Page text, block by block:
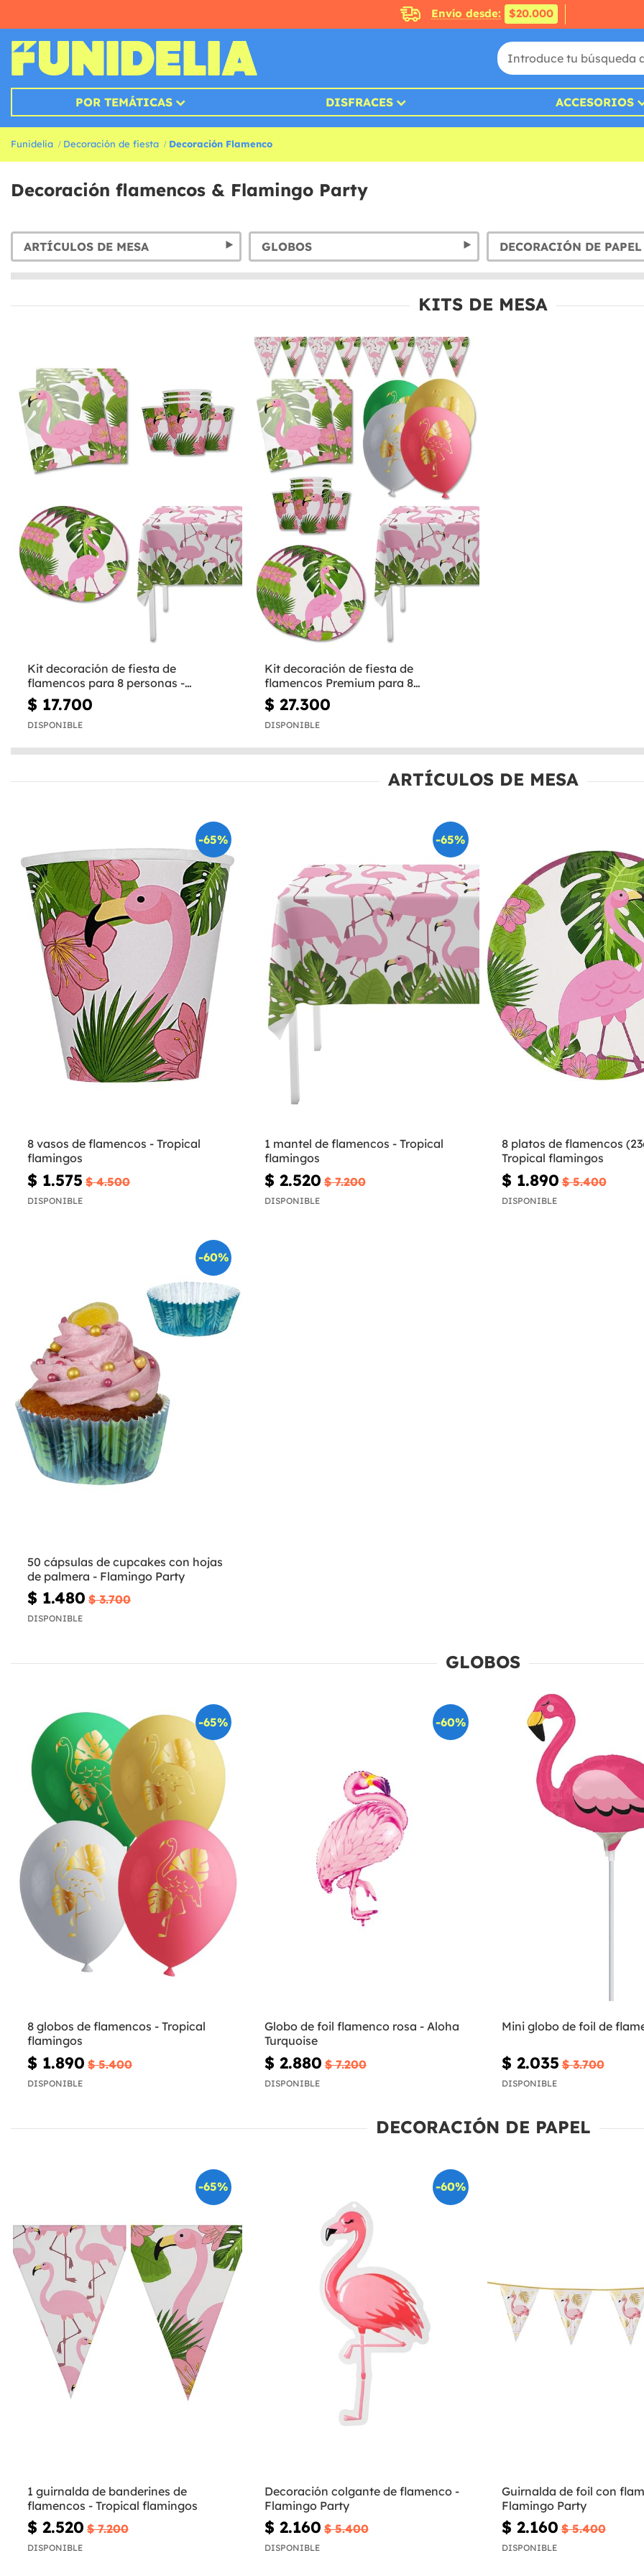
Envío desde: $20.000
POR TEMÁTICAS DISFRACES ACCESORIOS
Funidelia Decoración de fiesta Decoración Flamenco
Decoración flamencos & Flamingo Party
ARTÍCULOS DE MESA GLOBOS DECORACIÓN DE PAPEL
KITS DE MESA
Kit decoración de fiesta de
flamencos para 8 personas -
Tropical flamingos
$ 17.700
DISPONIBLE
Kit decoración de fiesta de
flamencos Premium para 8
personas - Tropical flamingos
$ 27.300
DISPONIBLE
ARTÍCULOS DE MESA
-65%
8 vasos de flamencos - Tropical
flamingos
$ 1.575 $ 4.500
DISPONIBLE
-65%
1 mantel de flamencos - Tropical
flamingos
$ 2.520 $ 7.200
DISPONIBLE
8 platos de flamencos
Tropical flamingos
$ 1.890 $ 5.400
DISPONIBLE
-60%
50 cápsulas de cupcakes con hojas
de palmera - Flamingo Party
$ 1.480 $ 3.700
DISPONIBLE
GLOBOS
-65%
8 globos de flamencos - Tropical
flamingos
$ 1.890 $ 5.400
DISPONIBLE
-60%
Globo de foil flamenco rosa - Aloha
Turquoise
$ 2.880 $ 7.200
DISPONIBLE
Mini globo de foil de
$ 2.035 $ 3.700
DISPONIBLE
DECORACIÓN DE PAPEL
-65%
1 guirnalda de banderines de
flamencos - Tropical flamingos
$ 2.520 $ 7.200
DISPONIBLE
-60%
Decoración colgante de flamenco -
Flamingo Party
$ 2.160 $ 5.400
DISPONIBLE
Guirnalda de foil con
Flamingo Party
$ 2.160 $ 5.400
DISPONIBLE